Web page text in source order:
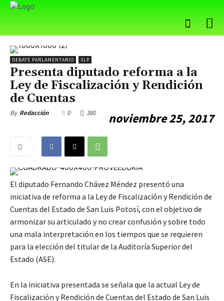
DEBATE PARLAMENTARIO SLP
Presenta diputado reforma a la
Ley de Fiscalización y Rendición
de Cuentas
By Redacción noviembre 25, 2017
0 380
El diputado Fernando Chávez Méndez presentó una
iniciativa de reforma a la Ley de Fiscalización y Rendición de
Cuentas del Estado de San Luis Potosí, con el objetivo de
armonizar su articulado y no crear confusión y sobre todo
una mala interpretación en los tiempos que se requieren
para la elección del titular de la Auditoría Superior del
Estado (ASE).
En la iniciativa presentada se señala que la actual Ley de
Fiscalización y Rendición de Cuentas del Estado de San Luis